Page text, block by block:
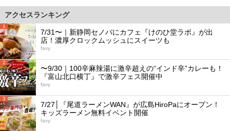
アクセスランキング
1
7/31〜｜新静岡セノバにカフェ『けのひ堂ラボ』が出
店！濃厚クロックムッシュにスイーツも
favy
2
〜9/30｜100辛麻辣湯に激辛超えの“インド辛”カレーも！
『富山北口横丁』で激辛フェス開催中
favy
3
7/27│『尾道ラーメンWAN』が広島HiroPaにオープン！
キッズラーメン無料イベント開催
favy